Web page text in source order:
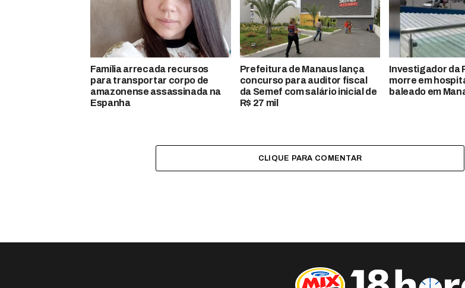
Família arrecada recursos
para transportar corpo de
amazonense assassinada na
Espanha
Prefeitura de Manaus lança
concurso para auditor fiscal
da Semef com salário inicial de
R$ 27 mil
Investigador da
morre em
baleado em
CLIQUE PARA COMENTAR